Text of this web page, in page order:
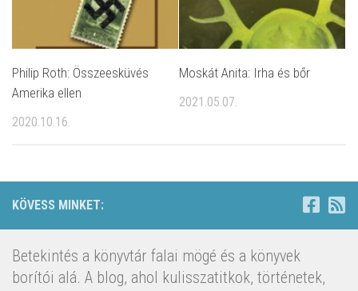
Philip Roth: Összeesküvés
Amerika ellen
2020.10.16.
Moskát Anita: Irha és bőr
2021.05.07.
KÖVESS MINKET:
Betekintés a könyvtár falai mögé és a könyvek
borítói alá. A blog, ahol kulisszatitkok, történetek,